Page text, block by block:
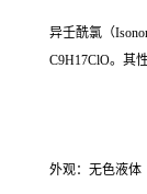
异壬酰氯（
C9H17ClO。其
外观：无色液体